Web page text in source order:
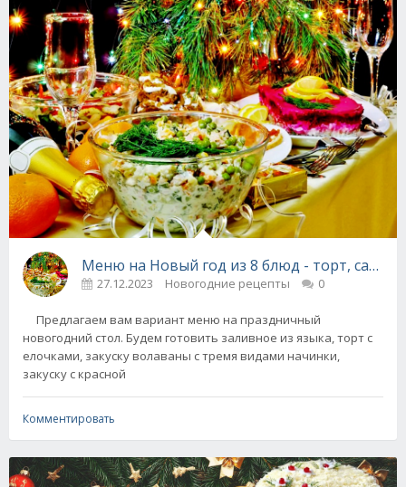
Меню на Новый год из 8 блюд - торт, салаты
27.12.2023 Новогодние рецепты 0
Предлагаем вам вариант меню на праздничный
новогодний стол. Будем готовить заливное из языка, торт с
елочками, закуску волаваны с тремя видами начинки,
закуску с красной
Комментировать